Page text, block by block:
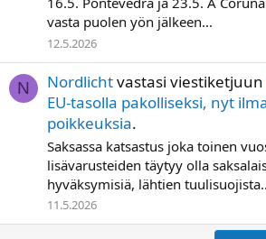
vasta puolen yön jälkeen...
12.5.2026
N Nordlichtvastasi viestiketjuun
EU-tasolla pakolliseksi, nyt
poikkeuksia.
Saksassa katsastus joka toinen
lisävarusteiden täytyy olla
hyväksymisiä, lähtien
11.5.2026